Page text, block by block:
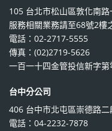
105 台北市松山區敦化南
服務相關業務請至68號2樓
電話：02-2717-5555
傳真：(02)2719-5626
一百一十四金管投信新字
台中分公司
406 台中市北屯區崇德路
電話：04-2232-7878